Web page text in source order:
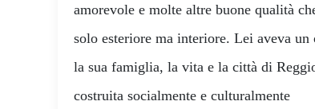
amorevole e molte altre buone qualità
solo esteriore ma interiore. Lei aveva un
la sua famiglia, la vita e la città di
costruita socialmente e culturalmente